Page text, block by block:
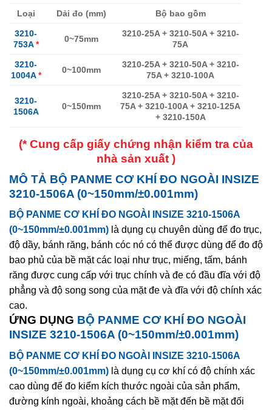
Loại Dải đo (mm) Bộ bao gồm
3210-
753A *
0~75mm
3210-25A + 3210-50A + 3210-
75A
3210-
1004A *
0~100mm
3210-25A + 3210-50A + 3210-
75A + 3210-100A
3210-
1506A
0~150mm
3210-25A + 3210-50A + 3210-
75A + 3210-100A + 3210-125A
+ 3210-150A
(* Cung cấp giấy chứng nhận kiểm tra của
nhà sản xuất )
MÔ TẢ BỘ PANME CƠ KHÍ ĐO NGOÀI INSIZE
3210-1506A (0~150mm/±0.001mm)
BỘ PANME CƠ KHÍ ĐO NGOÀI INSIZE 3210-1506A
(0~150mm/±0.001mm) là dụng cụ chuyên dùng để đo trục,
độ dầy, bánh răng, bánh cóc nó có thể được dùng để đo độ
bao phủ của bề mặt các loại như trục, miếng, tấm, bánh
răng được cung cấp với trục chính và đe có đầu đĩa với độ
phẳng và độ song song của mặt đe và đĩa với độ chính xác
cao.
ỨNG DỤNG BỘ PANME CƠ KHÍ ĐO NGOÀI
INSIZE 3210-1506A (0~150mm/±0.001mm)
BỘ PANME CƠ KHÍ ĐO NGOÀI INSIZE 3210-1506A
(0~150mm/±0.001mm) là dụng cụ cơ khí có độ chính xác
cao dùng để đo kiểm kích thước ngoài của sản phẩm,
đường kính ngoài, khoảng cách bề mặt đến bề mặt đối